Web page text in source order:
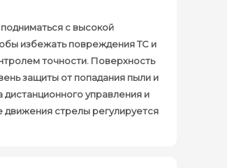
с высокой
избежать повреждения ТС и
точности. Поверхность
защиты от попадания пыли и
управления и
движения стрелы регулируется